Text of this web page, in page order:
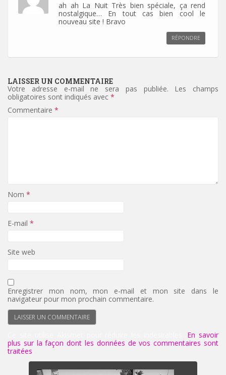
ah ah La Nuit Très bien spéciale, ça rend
nostalgique… En tout cas bien cool le
nouveau site ! Bravo
RÉPONDRE
LAISSER UN COMMENTAIRE
Votre adresse e-mail ne sera pas publiée.
Les champs
obligatoires sont indiqués avec *
Commentaire *
Nom *
E-mail *
Site web
Enregistrer mon nom, mon e-mail et mon site dans le
navigateur pour mon prochain commentaire.
En savoir
plus sur la façon dont les données de vos commentaires sont
traitées